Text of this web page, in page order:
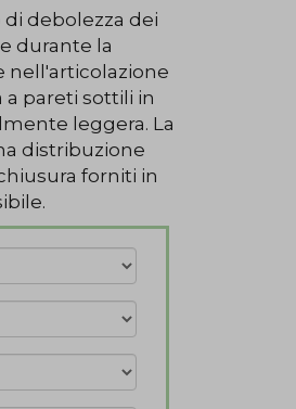
debolezza dei
durante la
nell'articolazione
pareti sottili in
leggera. La
distribuzione
forniti in